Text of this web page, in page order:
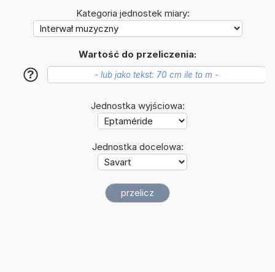
Kategoria jednostek miary:
Wartość do przeliczenia:
?
Jednostka wyjściowa:
Jednostka docelowa: